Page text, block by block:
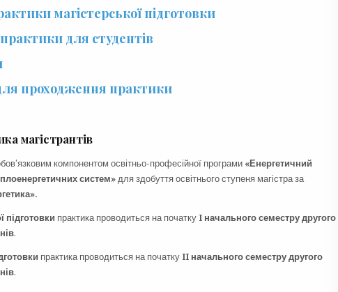
магістерської підготовки
для студентів
проходження практики
магістрантів
компонентом освітньо-професійної програми «Енергетичний
систем» для здобуття освітнього ступеня магістра за
підготовки практика проводиться на початкуI начального семестру другого
.
практика проводиться на початкуII начального семестру другого
.